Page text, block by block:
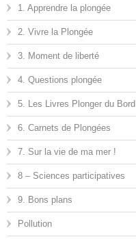
1. Apprendre la plongée
2. Vivre la Plongée
3. Moment de liberté
4. Questions plongée
5. Les Livres Plonger du Bord
6. Carnets de Plongées
7. Sur la vie de ma mer !
8 – Sciences participatives
9. Bons plans
Pollution